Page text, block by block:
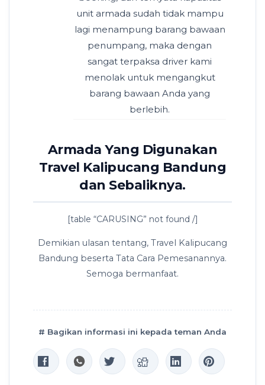
unit armada sudah tidak mampu
lagi menampung barang bawaan
penumpang, maka dengan
sangat terpaksa driver kami
menolak untuk mengangkut
barang bawaan Anda yang
berlebih.
Armada Yang Digunakan
Travel Kalipucang Bandung
dan Sebaliknya.
[table “CARUSING” not found /]
Demikian ulasan tentang, Travel Kalipucang
Bandung beserta Tata Cara Pemesanannya.
Semoga bermanfaat.
# Bagikan informasi ini kepada teman Anda